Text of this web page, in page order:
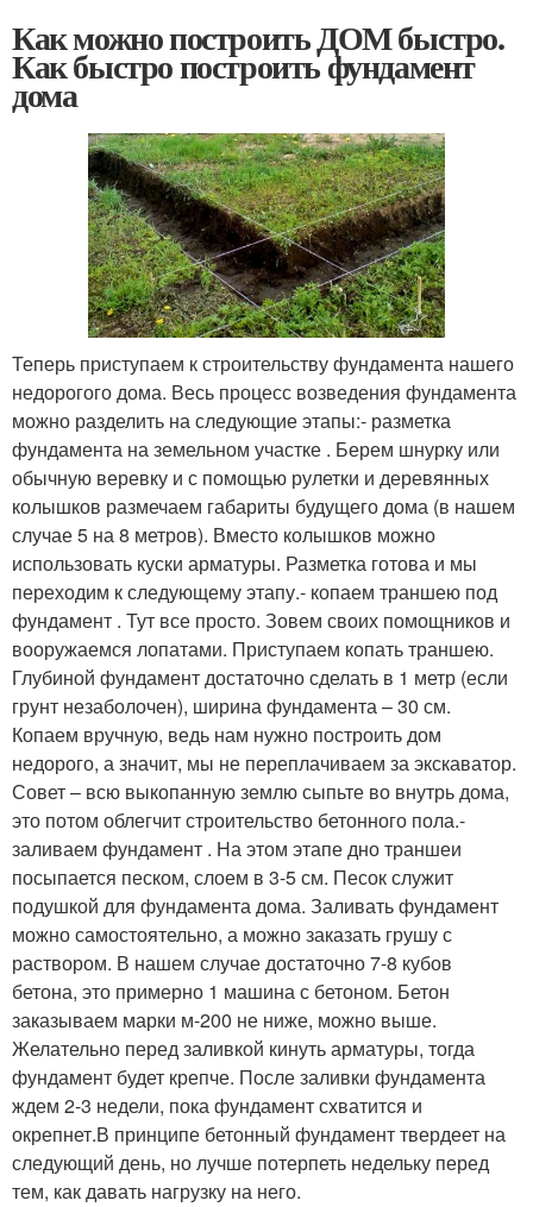
Как можно построить ДОМ быстро.
Как быстро построить фундамент
дома
Теперь приступаем к строительству фундамента нашего
недорогого дома. Весь процесс возведения фундамента
можно разделить на следующие этапы:- разметка
фундамента на земельном участке . Берем шнурку или
обычную веревку и с помощью рулетки и деревянных
колышков размечаем габариты будущего дома (в нашем
случае 5 на 8 метров). Вместо колышков можно
использовать куски арматуры. Разметка готова и мы
переходим к следующему этапу.- копаем траншею под
фундамент . Тут все просто. Зовем своих помощников и
вооружаемся лопатами. Приступаем копать траншею.
Глубиной фундамент достаточно сделать в 1 метр (если
грунт незаболочен), ширина фундамента – 30 см.
Копаем вручную, ведь нам нужно построить дом
недорого, а значит, мы не переплачиваем за экскаватор.
Совет – всю выкопанную землю сыпьте во внутрь дома,
это потом облегчит строительство бетонного пола.-
заливаем фундамент . На этом этапе дно траншеи
посыпается песком, слоем в 3-5 см. Песок служит
подушкой для фундамента дома. Заливать фундамент
можно самостоятельно, а можно заказать грушу с
раствором. В нашем случае достаточно 7-8 кубов
бетона, это примерно 1 машина с бетоном. Бетон
заказываем марки м-200 не ниже, можно выше.
Желательно перед заливкой кинуть арматуры, тогда
фундамент будет крепче. После заливки фундамента
ждем 2-3 недели, пока фундамент схватится и
окрепнет.В принципе бетонный фундамент твердеет на
следующий день, но лучше потерпеть недельку перед
тем, как давать нагрузку на него.